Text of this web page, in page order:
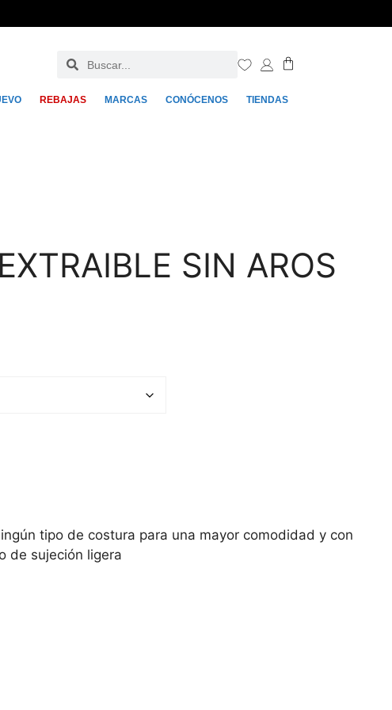
REBAJAS MARCAS CONÓCENOS TIENDAS
SIN AROS
tipo de costura para una mayor comodidad y con
de sujeción ligera